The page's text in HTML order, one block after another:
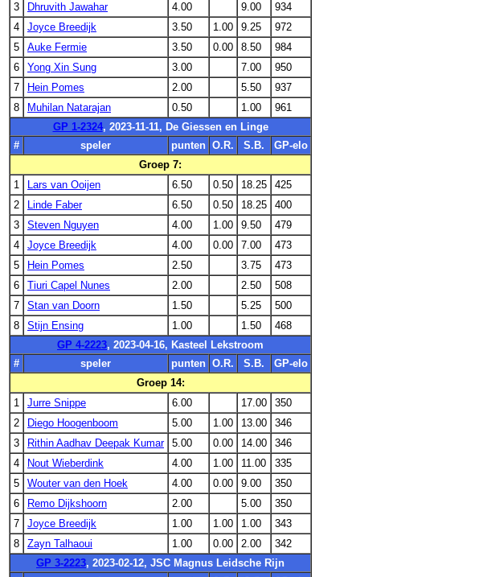
3
Dhruvith Jawahar 4.00 9.00
934
4
Joyce Breedijk 3.50 1.00 9.25
972
5
Auke Fermie 3.50 0.00 8.50
984
6
Yong Xin Sung 3.00 7.00
950
7
Hein Pomes 2.00 5.50
937
8
Muhilan Natarajan 0.50 1.00
961
GP 1-2324, 2023-11-11, De Giessen en Linge
#
speler punten O.R. S.B.
GP-elo
Groep 7:
1
Lars van Ooijen 6.50 0.50 18.25
425
2
Linde Faber 6.50 0.50 18.25
400
3
Steven Nguyen 4.00 1.00 9.50
479
4
Joyce Breedijk 4.00 0.00 7.00
473
5
Hein Pomes 2.50 3.75
473
6
Tiuri Capel Nunes 2.00 2.50
508
7
Stan van Doorn 1.50 5.25
500
8
Stijn Ensing 1.00 1.50
468
GP 4-2223, 2023-04-16, Kasteel Lekstroom
#
speler punten O.R. S.B.
GP-elo
Groep 14:
1
Jurre Snippe 6.00 17.00
350
2
Diego Hoogenboom 5.00 1.00 13.00
346
3
Rithin Aadhav Deepak Kumar 5.00 0.00 14.00
346
4
Nout Wieberdink 4.00 1.00 11.00
335
5
Wouter van den Hoek 4.00 0.00 9.00
350
6
Remo Dijkshoorn 2.00 5.00
350
7
Joyce Breedijk 1.00 1.00 1.00
343
8
Zayn Talhaoui 1.00 0.00 2.00
342
GP 3-2223, 2023-02-12, JSC Magnus Leidsche Rijn